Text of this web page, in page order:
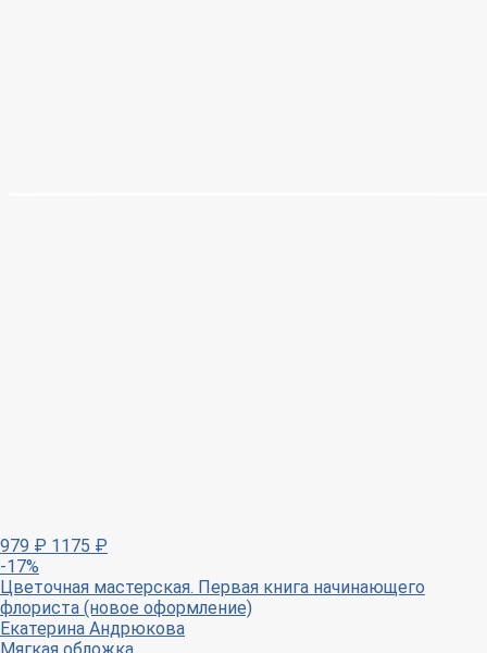
979 ₽ 1175 ₽
-17%
Цветочная мастерская. Первая книга начинающего
флориста (новое оформление)
Екатерина Андрюкова